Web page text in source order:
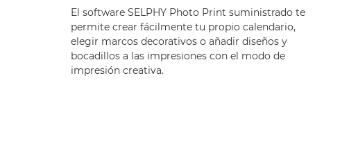
El software SELPHY Photo Print suministrado te
permite crear fácilmente tu propio calendario,
elegir marcos decorativos o añadir diseños y
bocadillos a las impresiones con el modo de
impresión creativa.